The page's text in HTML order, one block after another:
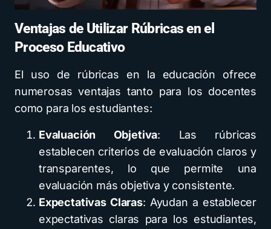
Ventajas de Utilizar Rúbricas en el
Proceso Educativo
El uso de rúbricas en la educación ofrece
numerosas ventajas tanto para los docentes
como para los estudiantes:
Evaluación Objetiva: Las rúbricas
establecen criterios de evaluación claros y
transparentes, lo que permite una
evaluación más objetiva y consistente.
Expectativas Claras: Ayudan a establecer
expectativas claras para los estudiantes,